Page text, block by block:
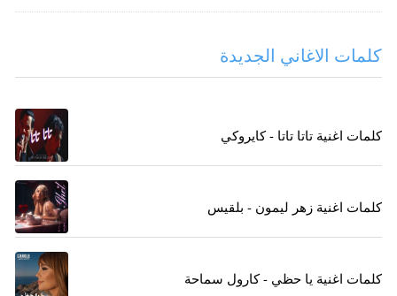
كلمات الاغاني الجديدة
كلمات اغنية تاتا تاتا - كايروكي
كلمات اغنية زهر ليمون - بلقيس
كلمات اغنية يا حظي - كارول سماحة